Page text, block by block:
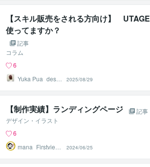
【スキル販売をされる方向け】 UTAGE
使ってますか？
記事
コラム
6
Yuka Pua_desig
2025/08/29
【制作実績】ランディングページ
記事
デザイン・イラスト
6
mana_Firstview
2024/06/25